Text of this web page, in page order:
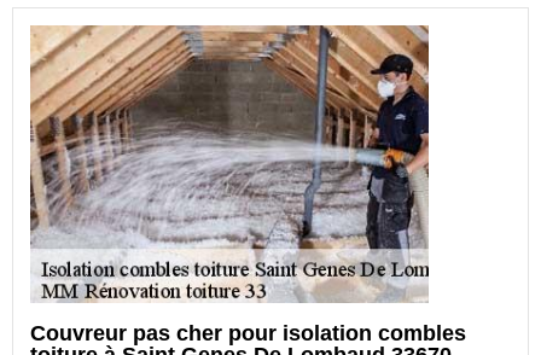
Couvreur pas cher pour isolation combles